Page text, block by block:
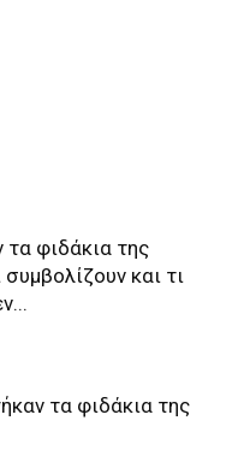
τα φιδάκια της
και τι
τα φιδάκια της